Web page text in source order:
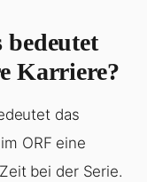
Karriere?
das
ORF eine
bei der Serie.